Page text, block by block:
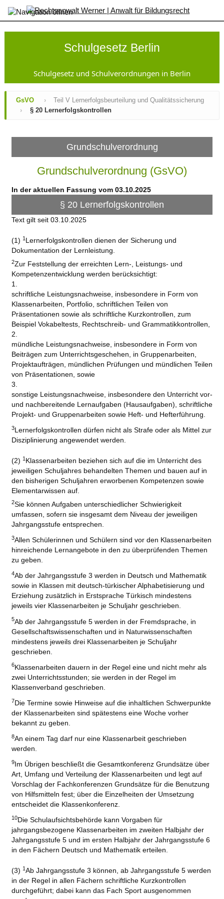
×
Startseite
Änderungen
Gesamtansicht
Sek
AufnahmeVO-
Schulgesetz Berlin
Schulgesetz und Schulverordnungen in Berlin
GsVO ›
Teil V Lernerfolgsbeurteilung und Qualitätssicherung
›
§ 20 Lernerfolgskontrollen
Grundschulverordnung
Grundschulverordnung (GsVO)
In der aktuellen Fassung vom 03.10.2025
§ 20 Lernerfolgskontrollen
Text gilt seit 03.10.2025
(1) 1Lernerfolgskontrollen dienen der Sicherung und
Dokumentation der Lernleistung.
2Zur Feststellung der erreichten Lern-, Leistungs- und
Kompetenzentwicklung werden berücksichtigt:
1.
schriftliche Leistungsnachweise, insbesondere in Form von
Klassenarbeiten, Portfolio, schriftlichen Teilen von
Präsentationen sowie als schriftliche Kurzkontrollen, zum
Beispiel Vokabeltests, Rechtschreib- und Grammatikkontrollen,
2.
mündliche Leistungsnachweise, insbesondere in Form von
Beiträgen zum Unterrichtsgeschehen, in Gruppenarbeiten,
Projektaufträgen, mündlichen Prüfungen und mündlichen Teilen
von Präsentationen, sowie
3.
sonstige Leistungsnachweise, insbesondere den Unterricht vor-
und nachbereitende Lernaufgaben (Hausaufgaben), schriftliche
Projekt- und Gruppenarbeiten sowie Heft- und Hefterführung.
3Lernerfolgskontrollen dürfen nicht als Strafe oder als Mittel zur
Disziplinierung angewendet werden.
(2) 1Klassenarbeiten beziehen sich auf die im Unterricht des
jeweiligen Schuljahres behandelten Themen und bauen auf in
den bisherigen Schuljahren erworbenen Kompetenzen sowie
Elementarwissen auf.
2Sie können Aufgaben unterschiedlicher Schwierigkeit
umfassen, sofern sie insgesamt dem Niveau der jeweiligen
Jahrgangsstufe entsprechen.
3Allen Schülerinnen und Schülern sind vor den Klassenarbeiten
hinreichende Lernangebote in den zu überprüfenden Themen
zu geben.
4Ab der Jahrgangsstufe 3 werden in Deutsch und Mathematik
sowie in Klassen mit deutsch-türkischer Alphabetisierung und
Erziehung zusätzlich in Erstsprache Türkisch mindestens
jeweils vier Klassenarbeiten je Schuljahr geschrieben.
5Ab der Jahrgangsstufe 5 werden in der Fremdsprache, in
Gesellschaftswissenschaften und in Naturwissenschaften
mindestens jeweils drei Klassenarbeiten je Schuljahr
geschrieben.
6Klassenarbeiten dauern in der Regel eine und nicht mehr als
zwei Unterrichtsstunden; sie werden in der Regel im
Klassenverband geschrieben.
7Die Termine sowie Hinweise auf die inhaltlichen Schwerpunkte
der Klassenarbeiten sind spätestens eine Woche vorher
bekannt zu geben.
8An einem Tag darf nur eine Klassenarbeit geschrieben
werden.
9Im Übrigen beschließt die Gesamtkonferenz Grundsätze über
Art, Umfang und Verteilung der Klassenarbeiten und legt auf
Vorschlag der Fachkonferenzen Grundsätze für die Benutzung
von Hilfsmitteln fest; über die Einzelheiten der Umsetzung
entscheidet die Klassenkonferenz.
10Die Schulaufsichtsbehörde kann Vorgaben für
jahrgangsbezogene Klassenarbeiten im zweiten Halbjahr der
Jahrgangsstufe 5 und im ersten Halbjahr der Jahrgangsstufe 6
in den Fächern Deutsch und Mathematik erteilen.
(3) 1Ab Jahrgangsstufe 3 können, ab Jahrgangsstufe 5 werden
in der Regel in allen Fächern schriftliche Kurzkontrollen
durchgeführt; dabei kann das Fach Sport ausgenommen